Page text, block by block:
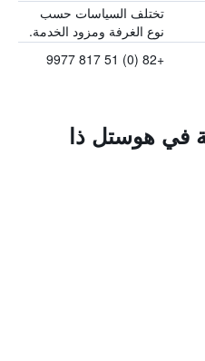
تختلف السياسات حسب
نوع الغرفة ومزود الخدمة.
+82 (0) 51 817 9977
في هوستل ذا